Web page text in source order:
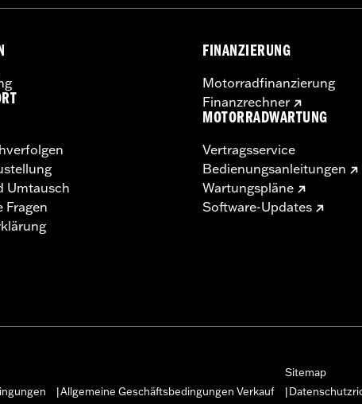
Umtausch
Fragen
FINANZIERUNG
Motorradfinanzierung
Finanzrechner
MOTORRADWARTUNG
Vertragsservice
Bedienungsanleitungen
Wartungspläne
Software-Updates
Sitemap
Allgemeine Geschäftsbedingungen Verkauf